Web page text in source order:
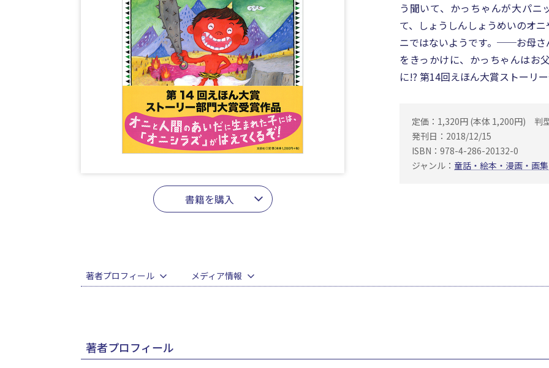
書籍を購入
う聞いて、かっちゃんが大パ
て、しょうしんしょうめいのオ
ニではないようです。──お母さ
をきっかけに、かっちゃんはお
に!? 第14回えほん大賞ストーリ
定価：1,320円 (本体 1,200円) 判
発刊日：2018/12/15
ISBN：978-4-286-20132-0
ジャンル： 童話・絵本・漫画・画
著者プロフィール メディア情報
著者プロフィール